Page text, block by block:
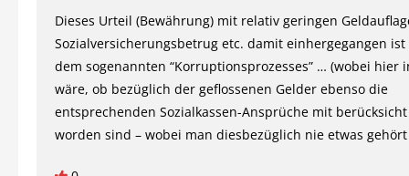
Dieses Urteil (Bewährung) mit relativ geringen
Sozialversicherungsbetrug etc. damit einhergegangen
dem sogenannten “Korruptionsprozesses” … (wobei hier
wäre, ob bezüglich der geflossenen Gelder ebenso die
entsprechenden Sozialkassen-Ansprüche mit
worden sind – wobei man diesbezüglich nie etwas